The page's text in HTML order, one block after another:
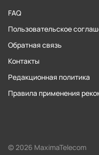
FAQ
Пользовательское
Обратная связь
Контакты
Редакционная политика
Правила применения
© 2026 MaximaTelecom